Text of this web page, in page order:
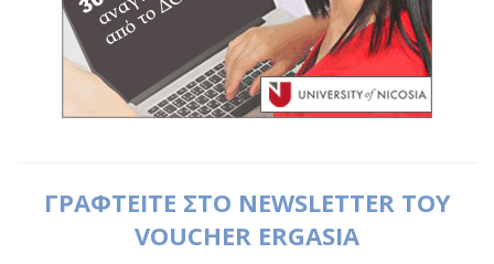
ΓΡΑΦΤΕΙΤΕ ΣΤΟ NEWSLETTER ΤΟΥ
VOUCHER ERGASIA